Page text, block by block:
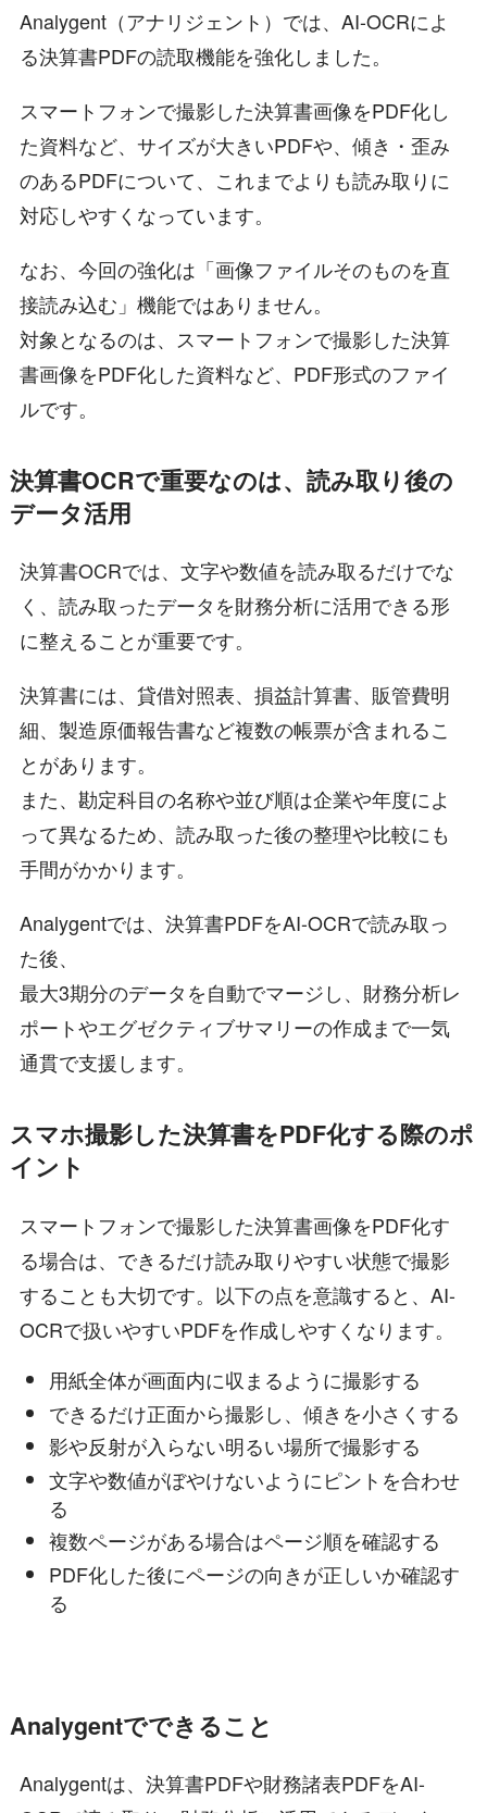
Analygent（アナリジェント）では、AI-OCRによ
る決算書PDFの読取機能を強化しました。
スマートフォンで撮影した決算書画像をPDF化し
た資料など、サイズが大きいPDFや、傾き・歪み
のあるPDFについて、これまでよりも読み取りに
対応しやすくなっています。
なお、今回の強化は「画像ファイルそのものを直
接読み込む」機能ではありません。
対象となるのは、スマートフォンで撮影した決算
書画像をPDF化した資料など、PDF形式のファイ
ルです。
決算書OCRで重要なのは、読み取り後の
データ活用
決算書OCRでは、文字や数値を読み取るだけでな
く、読み取ったデータを財務分析に活用できる形
に整えることが重要です。
決算書には、貸借対照表、損益計算書、販管費明
細、製造原価報告書など複数の帳票が含まれるこ
とがあります。
また、勘定科目の名称や並び順は企業や年度によ
って異なるため、読み取った後の整理や比較にも
手間がかかります。
Analygentでは、決算書PDFをAI-OCRで読み取っ
た後、
最大3期分のデータを自動でマージし、財務分析レ
ポートやエグゼクティブサマリーの作成まで一気
通貫で支援します。
スマホ撮影した決算書をPDF化する際のポ
イント
スマートフォンで撮影した決算書画像をPDF化す
る場合は、できるだけ読み取りやすい状態で撮影
することも大切です。以下の点を意識すると、AI-
OCRで扱いやすいPDFを作成しやすくなります。
用紙全体が画面内に収まるように撮影する
できるだけ正面から撮影し、傾きを小さくする
影や反射が入らない明るい場所で撮影する
文字や数値がぼやけないようにピントを合わせ
る
複数ページがある場合はページ順を確認する
PDF化した後にページの向きが正しいか確認す
る
Analygentでできること
Analygentは、決算書PDFや財務諸表PDFをAI-